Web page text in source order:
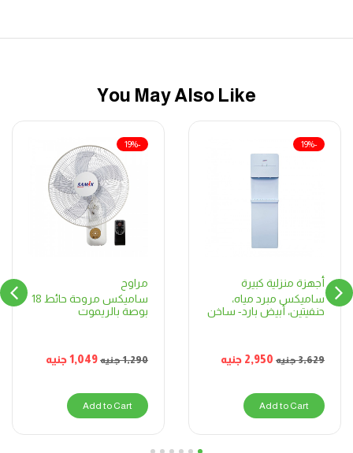
You May Also Like
أجهزة منزلية كبيرة
ساميكس مبرد مياه،
حنفيتين، أبيض بارد- ساخن
3,629جنيه 2,950 جنيه
-19%
Add to Cart
مراوح
ساميكس مروحة حائط 18
بوصة بالريموت
1,290جنيه 1,049جنيه
-19%
Add to Cart